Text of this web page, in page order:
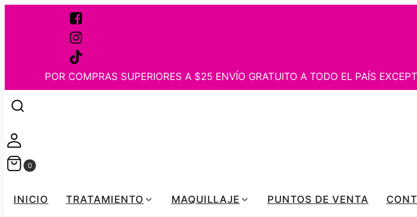
POR COMPRAS SUPERIORES A $25 ENVÍO GRATUITO A TODO EL PAÍS
INICIO TRATAMIENTO MAQUILLAJE PUNTOS DE VENTA